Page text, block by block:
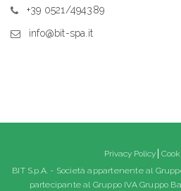
+39 0521/494389
info@bit-spa.it
Privacy Policy
BIT S.p.A. - Società appartenente al
partecipante al Gruppo IVA Gruppo